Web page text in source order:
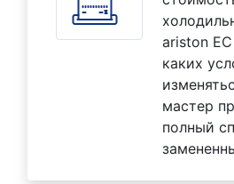
ariston
каких
мастер
полный